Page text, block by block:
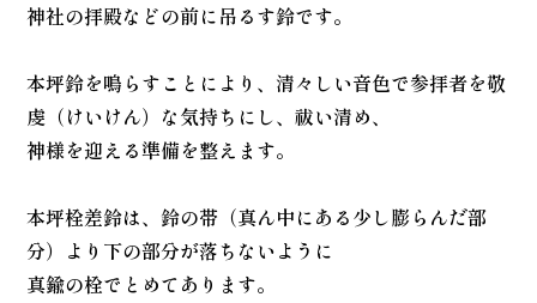
神社の拝殿などの前に吊るす鈴です。
本坪鈴を鳴らすことにより、清々しい音色で参拝者を敬
虔（けいけん）な気持ちにし、祓い清め、
神様を迎える準備を整えます。
本坪栓差鈴は、鈴の帯（真ん中にある少し膨らんだ部
分）より下の部分が落ちないように
真鍮の栓でとめてあります。